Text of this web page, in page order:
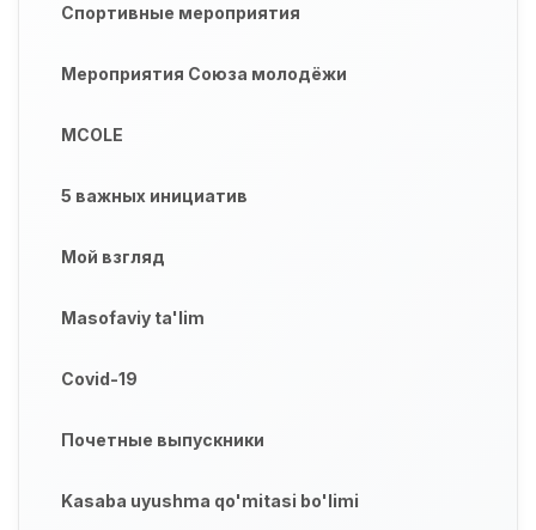
Спортивные мероприятия
Мероприятия Союза молодёжи
MCOLE
5 важных инициатив
Мой взгляд
Masofaviy ta'lim
Covid-19
Почетные выпускники
Kasaba uyushma qo'mitasi bo'limi